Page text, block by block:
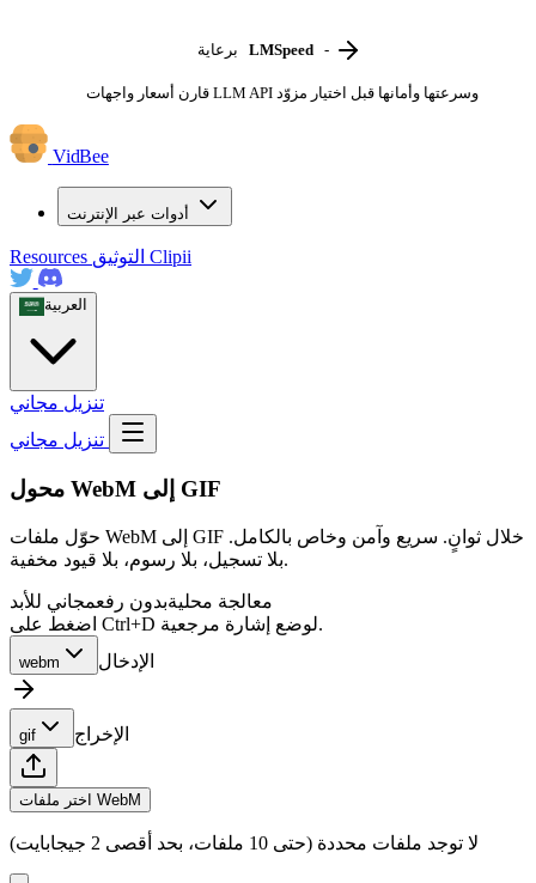
برعاية LMSpeed -
قارن أسعار واجهات LLM API وسرعتها وأمانها قبل اختيار مزوّد
VidBee
أدوات عبر الإنترنت
Resources Clipii
العربية
تنزيل مجاني
محول WebM إلى GIF
حوّل ملفات WebM إلى GIF خلال ثوانٍ. سريع وآمن وخاص بالكامل.
بلا تسجيل، بلا رسوم، بلا قيود مخفية.
معالجة محليةبدون رفعمجاني للأبد
اضغط على Ctrl+D لوضع إشارة مرجعية.
webm الإدخال
gif الإخراج
اختر ملفات WebM
لا توجد ملفات محددة (حتى 10 ملفات، بحد أقصى 2 جيجابايت)